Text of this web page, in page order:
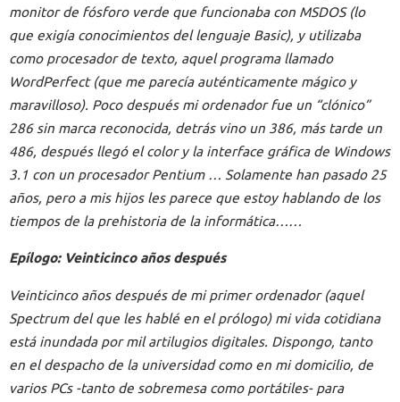
monitor de fósforo verde que funcionaba con MSDOS (lo
que exigía conocimientos del lenguaje Basic), y utilizaba
como procesador de texto, aquel programa llamado
WordPerfect (que me parecía auténticamente mágico y
maravilloso). Poco después mi ordenador fue un “clónico”
286 sin marca reconocida, detrás vino un 386, más tarde un
486, después llegó el color y la interface gráfica de Windows
3.1 con un procesador Pentium … Solamente han pasado 25
años, pero a mis hijos les parece que estoy hablando de los
tiempos de la prehistoria de la informática……
Epílogo: Veinticinco años después
Veinticinco años después de mi primer ordenador (aquel
Spectrum del que les hablé en el prólogo) mi vida cotidiana
está inundada por mil artilugios digitales. Dispongo, tanto
en el despacho de la universidad como en mi domicilio, de
varios PCs -tanto de sobremesa como portátiles- para